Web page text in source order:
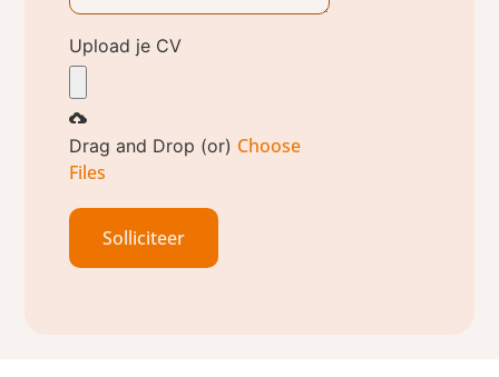
Upload je CV
Drag and Drop (or) Choose
Files
Solliciteer